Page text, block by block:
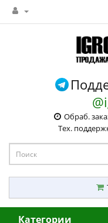
Обраб.
Тех.
Категории